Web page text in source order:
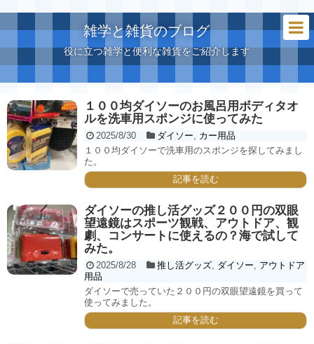
雑学と雑貨のブログ
役に立つ雑学と便利な雑貨をご紹介します
１００均ダイソーのお風呂用ボディタオ
ルを洗車用スポンジに使ってみた
2025/8/30 ダイソー, カー用品
１００均ダイソーで洗車用のスポンジを探してみまし
た。
記事を読む
ダイソーの推し活グッズ２００円の双眼
望遠鏡はスポーツ観戦、アウトドア、観
劇、コンサートに使えるの？海で試して
みた。
2025/8/28 推し活グッズ, ダイソー, アウトドア
用品
ダイソーで売っていた２００円の双眼望遠鏡を買って
使ってみました。
記事を読む